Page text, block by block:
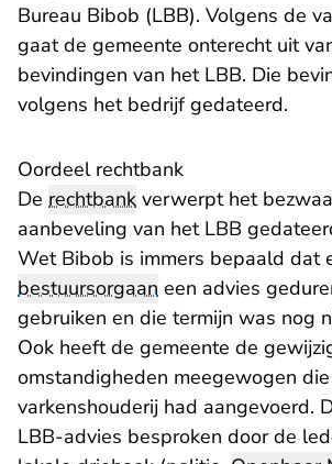
Bureau Bibob (LBB). Volgens de
gaat de gemeente onterecht uit
bevindingen van het LBB. Die
volgens het bedrijf gedateerd.
Oordeel rechtbank
De rechtbank verwerpt het
aanbeveling van het LBB
Wet Bibob is immers bepaald dat
bestuursorgaan een advies
gebruiken en die termijn was nog
Ook heeft de gemeente de
omstandigheden meegewogen
varkenshouderij had aangevoerd.
LBB-advies besproken door de